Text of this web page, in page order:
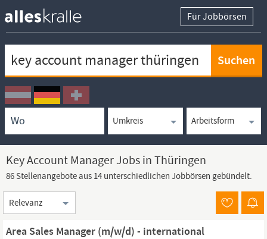
Für Jobbörsen
Ortssuche
Umkreissuche
Arbeitsform
Key Account Manager Jobs in Thüringen
86 Stellenangebote aus 14 unterschiedlichen Jobbörsen gebündelt.
Sortierung
Area Sales Manager (m/w/d) - international